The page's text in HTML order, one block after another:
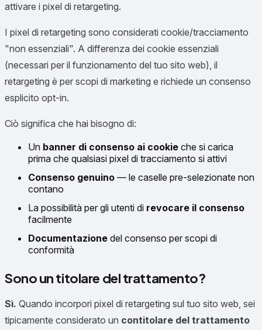
attivare i pixel di retargeting.
I pixel di retargeting sono considerati cookie/tracciamento
"non essenziali". A differenza dei cookie essenziali
(necessari per il funzionamento del tuo sito web), il
retargeting è per scopi di marketing e richiede un consenso
esplicito opt-in.
Ciò significa che hai bisogno di:
Un banner di consenso ai cookie che si carica
prima che qualsiasi pixel di tracciamento si attivi
Consenso genuino — le caselle pre-selezionate non
contano
La possibilità per gli utenti di revocare il consenso
facilmente
Documentazione del consenso per scopi di
conformità
Sono un titolare del trattamento?
Sì. Quando incorpori pixel di retargeting sul tuo sito web, sei
tipicamente considerato un contitolare del trattamento